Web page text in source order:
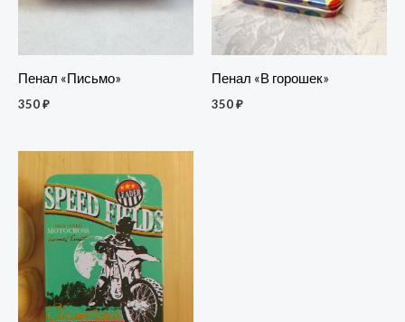
Пенал «Письмо»
350₽
Пенал «В горошек»
350₽